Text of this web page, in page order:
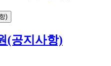
)
(공지사항)